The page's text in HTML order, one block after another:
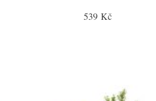
539 Kč